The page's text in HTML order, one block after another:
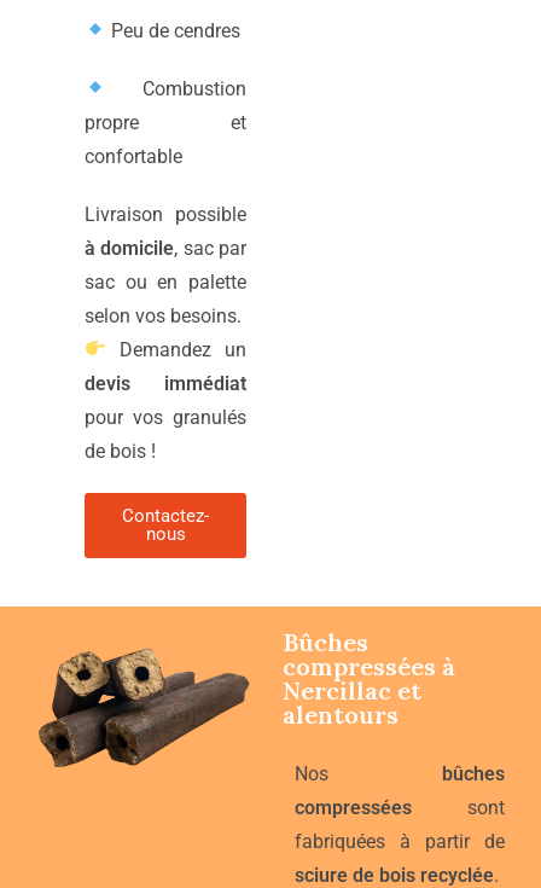
Peu de cendres
Combustion
propre et
confortable
Livraison possible
à domicile, sac par
sac ou en palette
selon vos besoins.
Demandez un
devis immédiat
pour vos granulés
de bois !
Contactez-
nous
Bûches
compressées à
Nercillac et
alentours
Nos bûches
compressées sont
fabriquées à partir de
sciure de bois recyclée.